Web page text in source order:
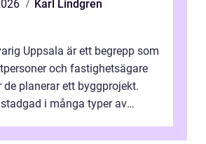
Karl Lindgren
Uppsala är ett begrepp som
och fastighetsägare
de planerar ett byggprojekt.
i många typer av